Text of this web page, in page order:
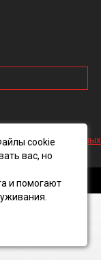
данных
2016 ©
cookie
вас, но
и помогают